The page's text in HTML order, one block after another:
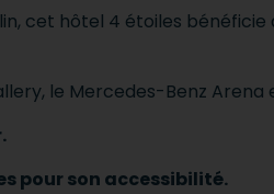
cet hôtel 4 étoiles
le Mercedes-Benz Arena
pour son accessibilité.